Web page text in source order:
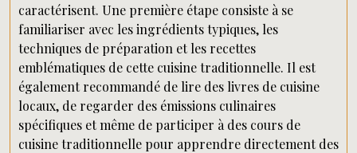
caractérisent. Une première étape consiste à se
familiariser avec les ingrédients typiques, les
techniques de préparation et les recettes
emblématiques de cette cuisine traditionnelle. Il est
également recommandé de lire des livres de cuisine
locaux, de regarder des émissions culinaires
spécifiques et même de participer à des cours de
cuisine traditionnelle pour apprendre directement des